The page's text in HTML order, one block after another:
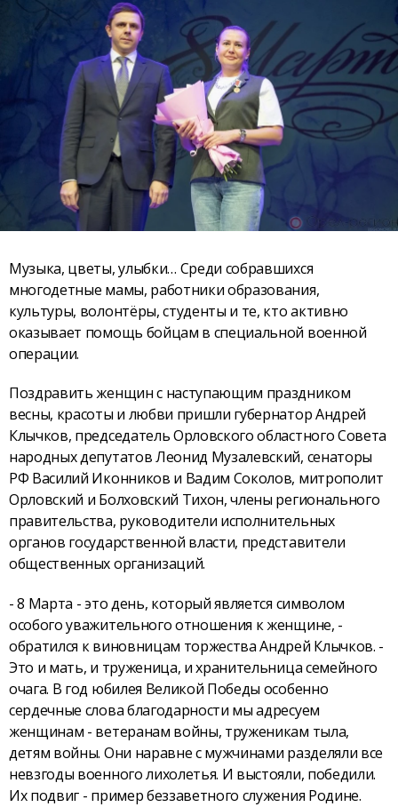
Музыка, цветы, улыбки… Среди собравшихся
многодетные мамы, работники образования,
культуры, волонтёры, студенты и те, кто активно
оказывает помощь бойцам в специальной военной
операции.
Поздравить женщин с наступающим праздником
весны, красоты и любви пришли губернатор Андрей
Клычков, председатель Орловского областного Совета
народных депутатов Леонид Музалевский, сенаторы
РФ Василий Иконников и Вадим Соколов, митрополит
Орловский и Болховский Тихон, члены регионального
правительства, руководители исполнительных
органов государственной власти, представители
общественных организаций.
- 8 Марта - это день, который является символом
особого уважительного отношения к женщине, -
обратился к виновницам торжества Андрей Клычков. -
Это и мать, и труженица, и хранительница семейного
очага. В год юбилея Великой Победы особенно
сердечные слова благодарности мы адресуем
женщинам - ветеранам войны, труженикам тыла,
детям войны. Они наравне с мужчинами разделяли все
невзгоды военного лихолетья. И выстояли, победили.
Их подвиг - пример беззаветного служения Родине.